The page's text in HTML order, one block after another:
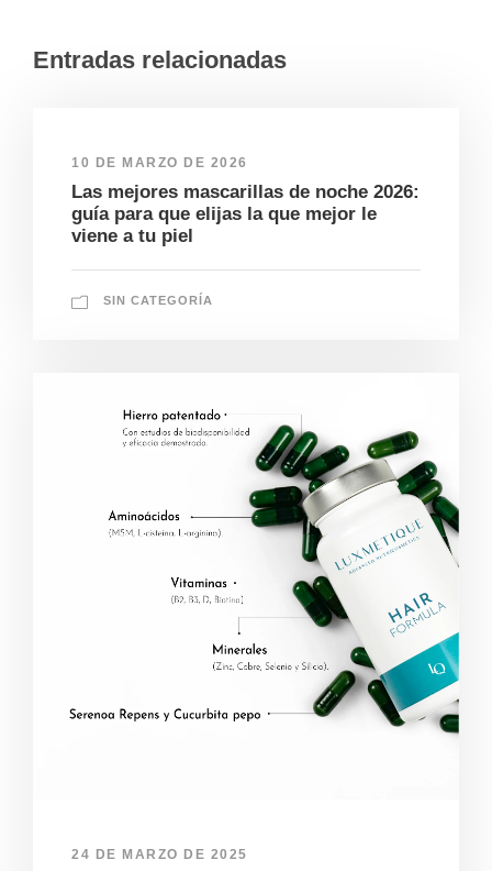
Entradas relacionadas
10 DE MARZO DE 2026
Las mejores mascarillas de noche 2026:
guía para que elijas la que mejor le
viene a tu piel
SIN CATEGORÍA
24 DE MARZO DE 2025